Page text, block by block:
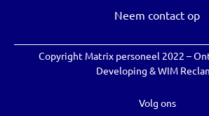
Neem contact op
Copyright Matrix personeel 2022 –
Developing &WIM
Volg ons